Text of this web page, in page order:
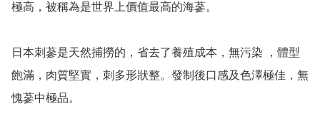
極高，被稱為是世界上價值最高的海蔘。
日本刺蔘是天然捕撈的，省去了養殖成本，無污染 ，體型
飽滿，肉質堅實，刺多形狀整。發制後口感及色澤極佳，無
愧蔘中極品。